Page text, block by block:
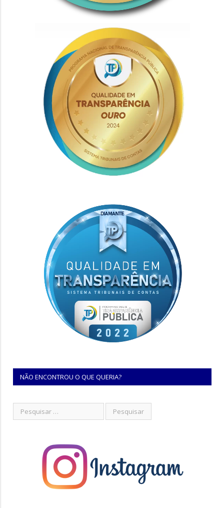
NÃO ENCONTROU O QUE QUERIA?